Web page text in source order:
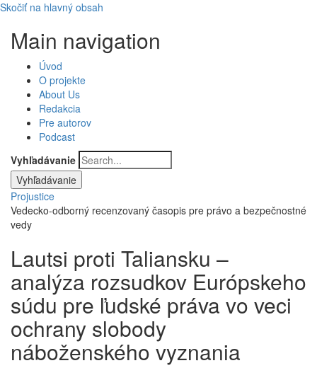
Skočiť na hlavný obsah
Main navigation
Úvod
O projekte
About Us
Redakcia
Pre autorov
Podcast
Vyhľadávanie
Projustice
Vedecko-odborný recenzovaný časopis pre právo a bezpečnostné
vedy
Lautsi proti Taliansku –
analýza rozsudkov Európskeho
súdu pre ľudské práva vo veci
ochrany slobody
náboženského vyznania